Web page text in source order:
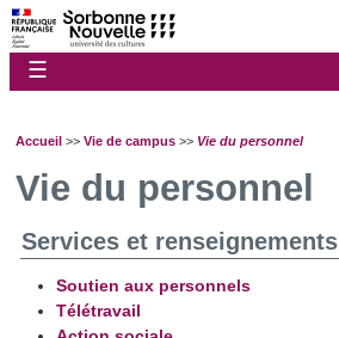
☰
Accueil >> Vie de campus >> Vie du personnel
Vie du personnel
Services et renseignements
Soutien aux personnels
Télétravail